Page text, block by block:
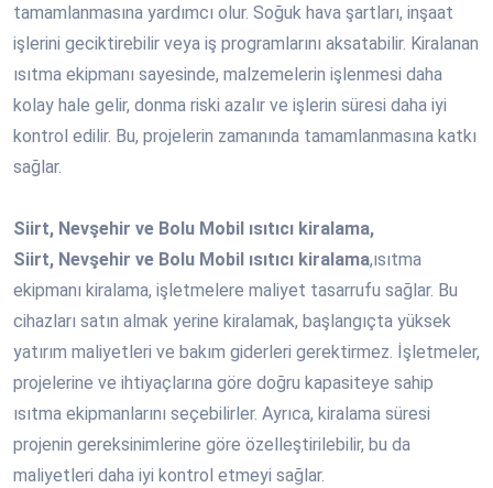
tamamlanmasına yardımcı olur. Soğuk hava şartları, inşaat
işlerini geciktirebilir veya iş programlarını aksatabilir. Kiralanan
ısıtma ekipmanı sayesinde, malzemelerin işlenmesi daha
kolay hale gelir, donma riski azalır ve işlerin süresi daha iyi
kontrol edilir. Bu, projelerin zamanında tamamlanmasına katkı
sağlar.
Siirt, Nevşehir ve Bolu Mobil ısıtıcı kiralama,
Siirt, Nevşehir ve Bolu Mobil ısıtıcı kiralama,ısıtma
ekipmanı kiralama, işletmelere maliyet tasarrufu sağlar. Bu
cihazları satın almak yerine kiralamak, başlangıçta yüksek
yatırım maliyetleri ve bakım giderleri gerektirmez. İşletmeler,
projelerine ve ihtiyaçlarına göre doğru kapasiteye sahip
ısıtma ekipmanlarını seçebilirler. Ayrıca, kiralama süresi
projenin gereksinimlerine göre özelleştirilebilir, bu da
maliyetleri daha iyi kontrol etmeyi sağlar.